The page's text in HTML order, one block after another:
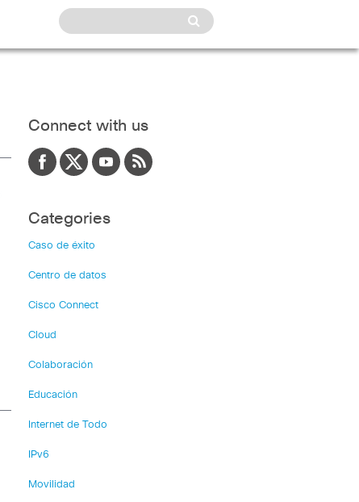
Connect with us
Categories
Caso de éxito
Centro de datos
Cisco Connect
Cloud
Colaboración
Educación
Internet de Todo
IPv6
Movilidad